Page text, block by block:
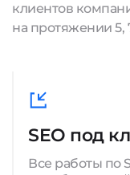
клиентов
на протяжении 5,
SEO под
Все работы по